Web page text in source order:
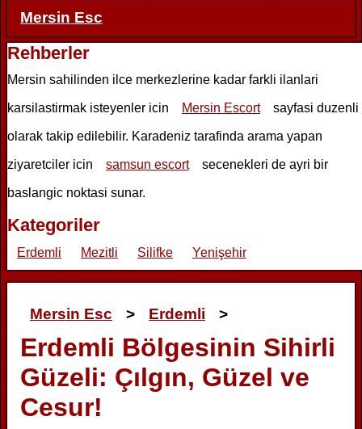
Mersin Esc
Rehberler
Mersin sahilinden ilce merkezlerine kadar farkli ilanlari
karsilastirmak isteyenler icin Mersin Escort sayfasi duzenli
olarak takip edilebilir. Karadeniz tarafinda arama yapan
ziyaretciler icin samsun escort secenekleri de ayri bir
baslangic noktasi sunar.
Kategoriler
Erdemli Mezitli Silifke Yenişehir
Mersin Esc > Erdemli >
Erdemli Bölgesinin Sihirli
Güzeli: Çılgın, Güzel ve
Cesur!